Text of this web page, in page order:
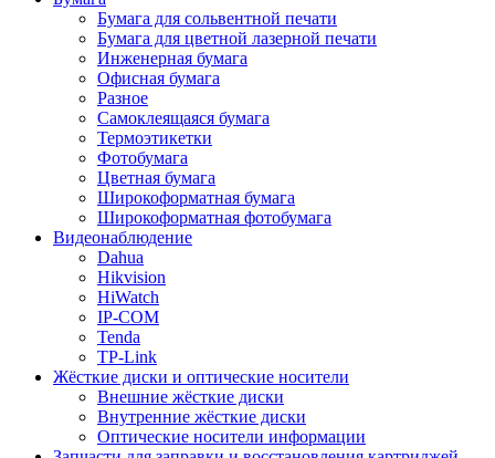
Бумага для сольвентной печати
Бумага для цветной лазерной печати
Инженерная бумага
Офисная бумага
Разное
Самоклеящаяся бумага
Термоэтикетки
Фотобумага
Цветная бумага
Широкоформатная бумага
Широкоформатная фотобумага
Видеонаблюдение
Dahua
Hikvision
HiWatch
IP-COM
Tenda
TP-Link
Жёсткие диски и оптические носители
Внешние жёсткие диски
Внутренние жёсткие диски
Оптические носители информации